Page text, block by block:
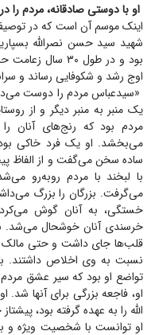
او با دوستی صادقانه، مردم را
اینک موسم آن است که در
شهید سید حسن نصرالله
بود و در طول ۳۰
اوج رشد و شکوفایی رساند و
«سیدعباس مردم را دوست
یک منبر به منبر دیگر و از
مردم بود که رنج‌های آنان
می‌بخشد. او یک فرد خاکی بود
ساده سخن می‌گفت و از الفاظ
با لبخند با مردم روبه‌رو
می‌گرفت. بزرگان را بزرگ
خستگی، به آنان گوش
خرسندی آنان خوشحال می‌شد.
قلب‌ها جای داشت و حتی مالک
نسبت به وی اخلاص داشتند.
تواضع او بود که سیر عشق
او، فاجعه بزرگی برای آنها
الله را به عهده گرفته بود،
او توانست با شخصیت ویژه و